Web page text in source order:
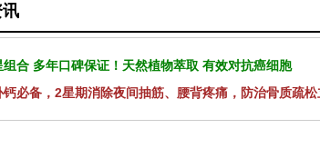
组合 多年口碑保证！天然植物萃取 有效对抗癌细胞
钙必备，2星期消除夜间抽筋、腰背疼痛，防治骨质疏